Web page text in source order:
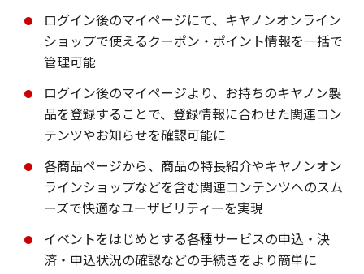
ログイン後のマイページにて、キヤノンオンライン
ショップで使えるクーポン・ポイント情報を一括で
管理可能
ログイン後のマイページより、お持ちのキヤノン製
品を登録することで、登録情報に合わせた関連コン
テンツやお知らせを確認可能に
各商品ページから、商品の特長紹介やキヤノンオン
ラインショップなどを含む関連コンテンツへのスム
ーズで快適なユーザビリティーを実現
イベントをはじめとする各種サービスの申込・決
済・申込状況の確認などの手続きをより簡単に